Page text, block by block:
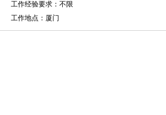
工作经验要求：不限
工作地点：厦门